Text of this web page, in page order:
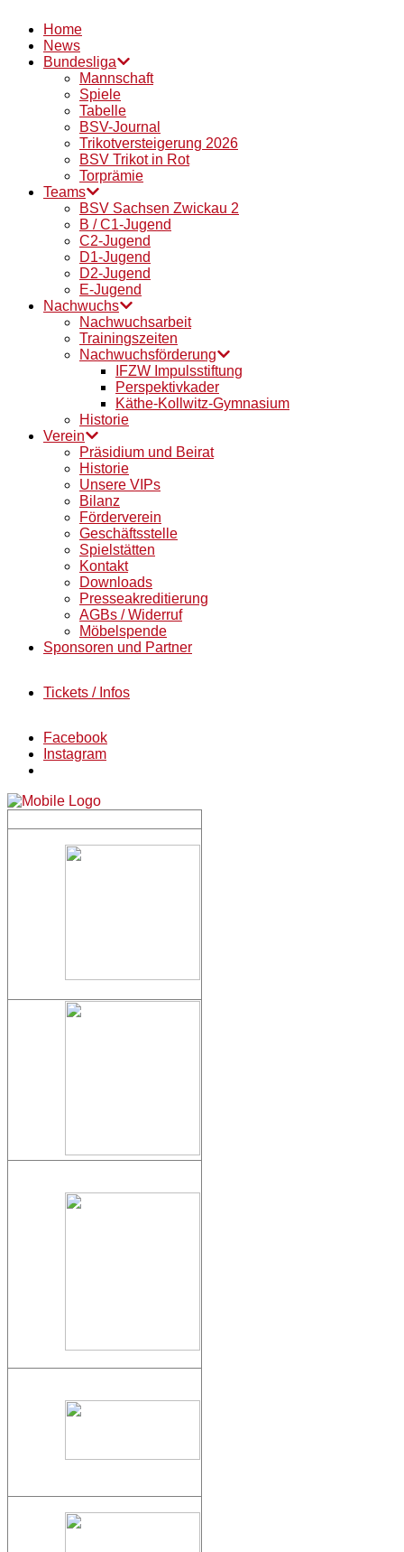
Home
News
Bundesliga
Mannschaft
Spiele
Tabelle
BSV-Journal
Trikotversteigerung 2026
BSV Trikot in Rot
Torprämie
Teams
BSV Sachsen Zwickau 2
B / C1-Jugend
C2-Jugend
D1-Jugend
D2-Jugend
E-Jugend
Nachwuchs
Nachwuchsarbeit
Trainingszeiten
Nachwuchsförderung
IFZW Impulsstiftung
Perspektivkader
Käthe-Kollwitz-Gymnasium
Historie
Verein
Präsidium und Beirat
Historie
Unsere VIPs
Bilanz
Förderverein
Geschäftsstelle
Spielstätten
Kontakt
Downloads
Presseakreditierung
AGBs / Widerruf
Möbelspende
Sponsoren und Partner
Tickets / Infos
Facebook
Instagram